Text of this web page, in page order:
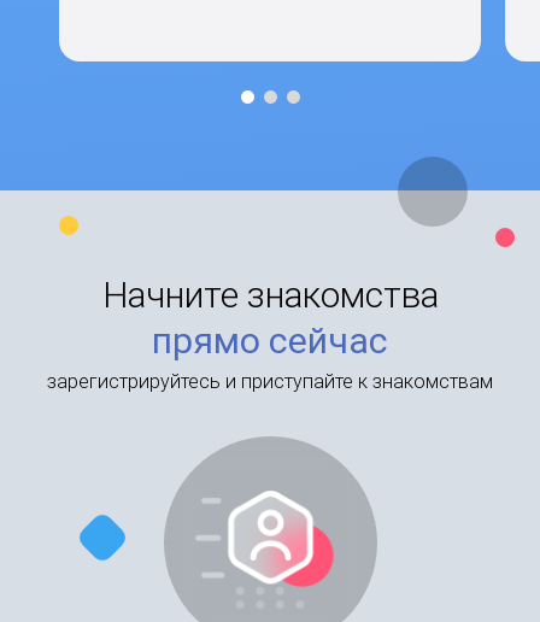
Начните знакомства
прямо сейчас
зарегистрируйтесь и приступайте к знакомствам